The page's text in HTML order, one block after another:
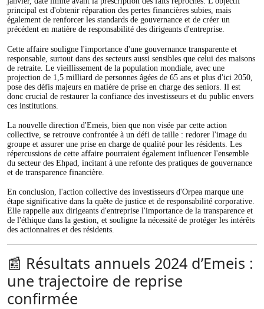
principal est d'obtenir réparation des pertes financières subies, mais
également de renforcer les standards de gouvernance et de créer un
précédent en matière de responsabilité des dirigeants d'entreprise.
Cette affaire souligne l'importance d'une gouvernance transparente et
responsable, surtout dans des secteurs aussi sensibles que celui des maisons
de retraite. Le vieillissement de la population mondiale, avec une
projection de 1,5 milliard de personnes âgées de 65 ans et plus d'ici 2050,
pose des défis majeurs en matière de prise en charge des seniors. Il est
donc crucial de restaurer la confiance des investisseurs et du public envers
ces institutions.
La nouvelle direction d'Emeis, bien que non visée par cette action
collective, se retrouve confrontée à un défi de taille : redorer l'image du
groupe et assurer une prise en charge de qualité pour les résidents. Les
répercussions de cette affaire pourraient également influencer l'ensemble
du secteur des Ehpad, incitant à une refonte des pratiques de gouvernance
et de transparence financière.
En conclusion, l'action collective des investisseurs d'Orpea marque une
étape significative dans la quête de justice et de responsabilité corporative.
Elle rappelle aux dirigeants d'entreprise l'importance de la transparence et
de l'éthique dans la gestion, et souligne la nécessité de protéger les intérêts
des actionnaires et des résidents.
📰 Résultats annuels 2024 d’Emeis :
une trajectoire de reprise
confirmée